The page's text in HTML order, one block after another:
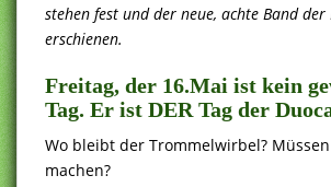
stehen fest und der neue, achte Band
erschienen.
Freitag, der 16.Mai ist kein
Tag. Er ist DER Tag der
Wo bleibt der Trommelwirbel?
machen?